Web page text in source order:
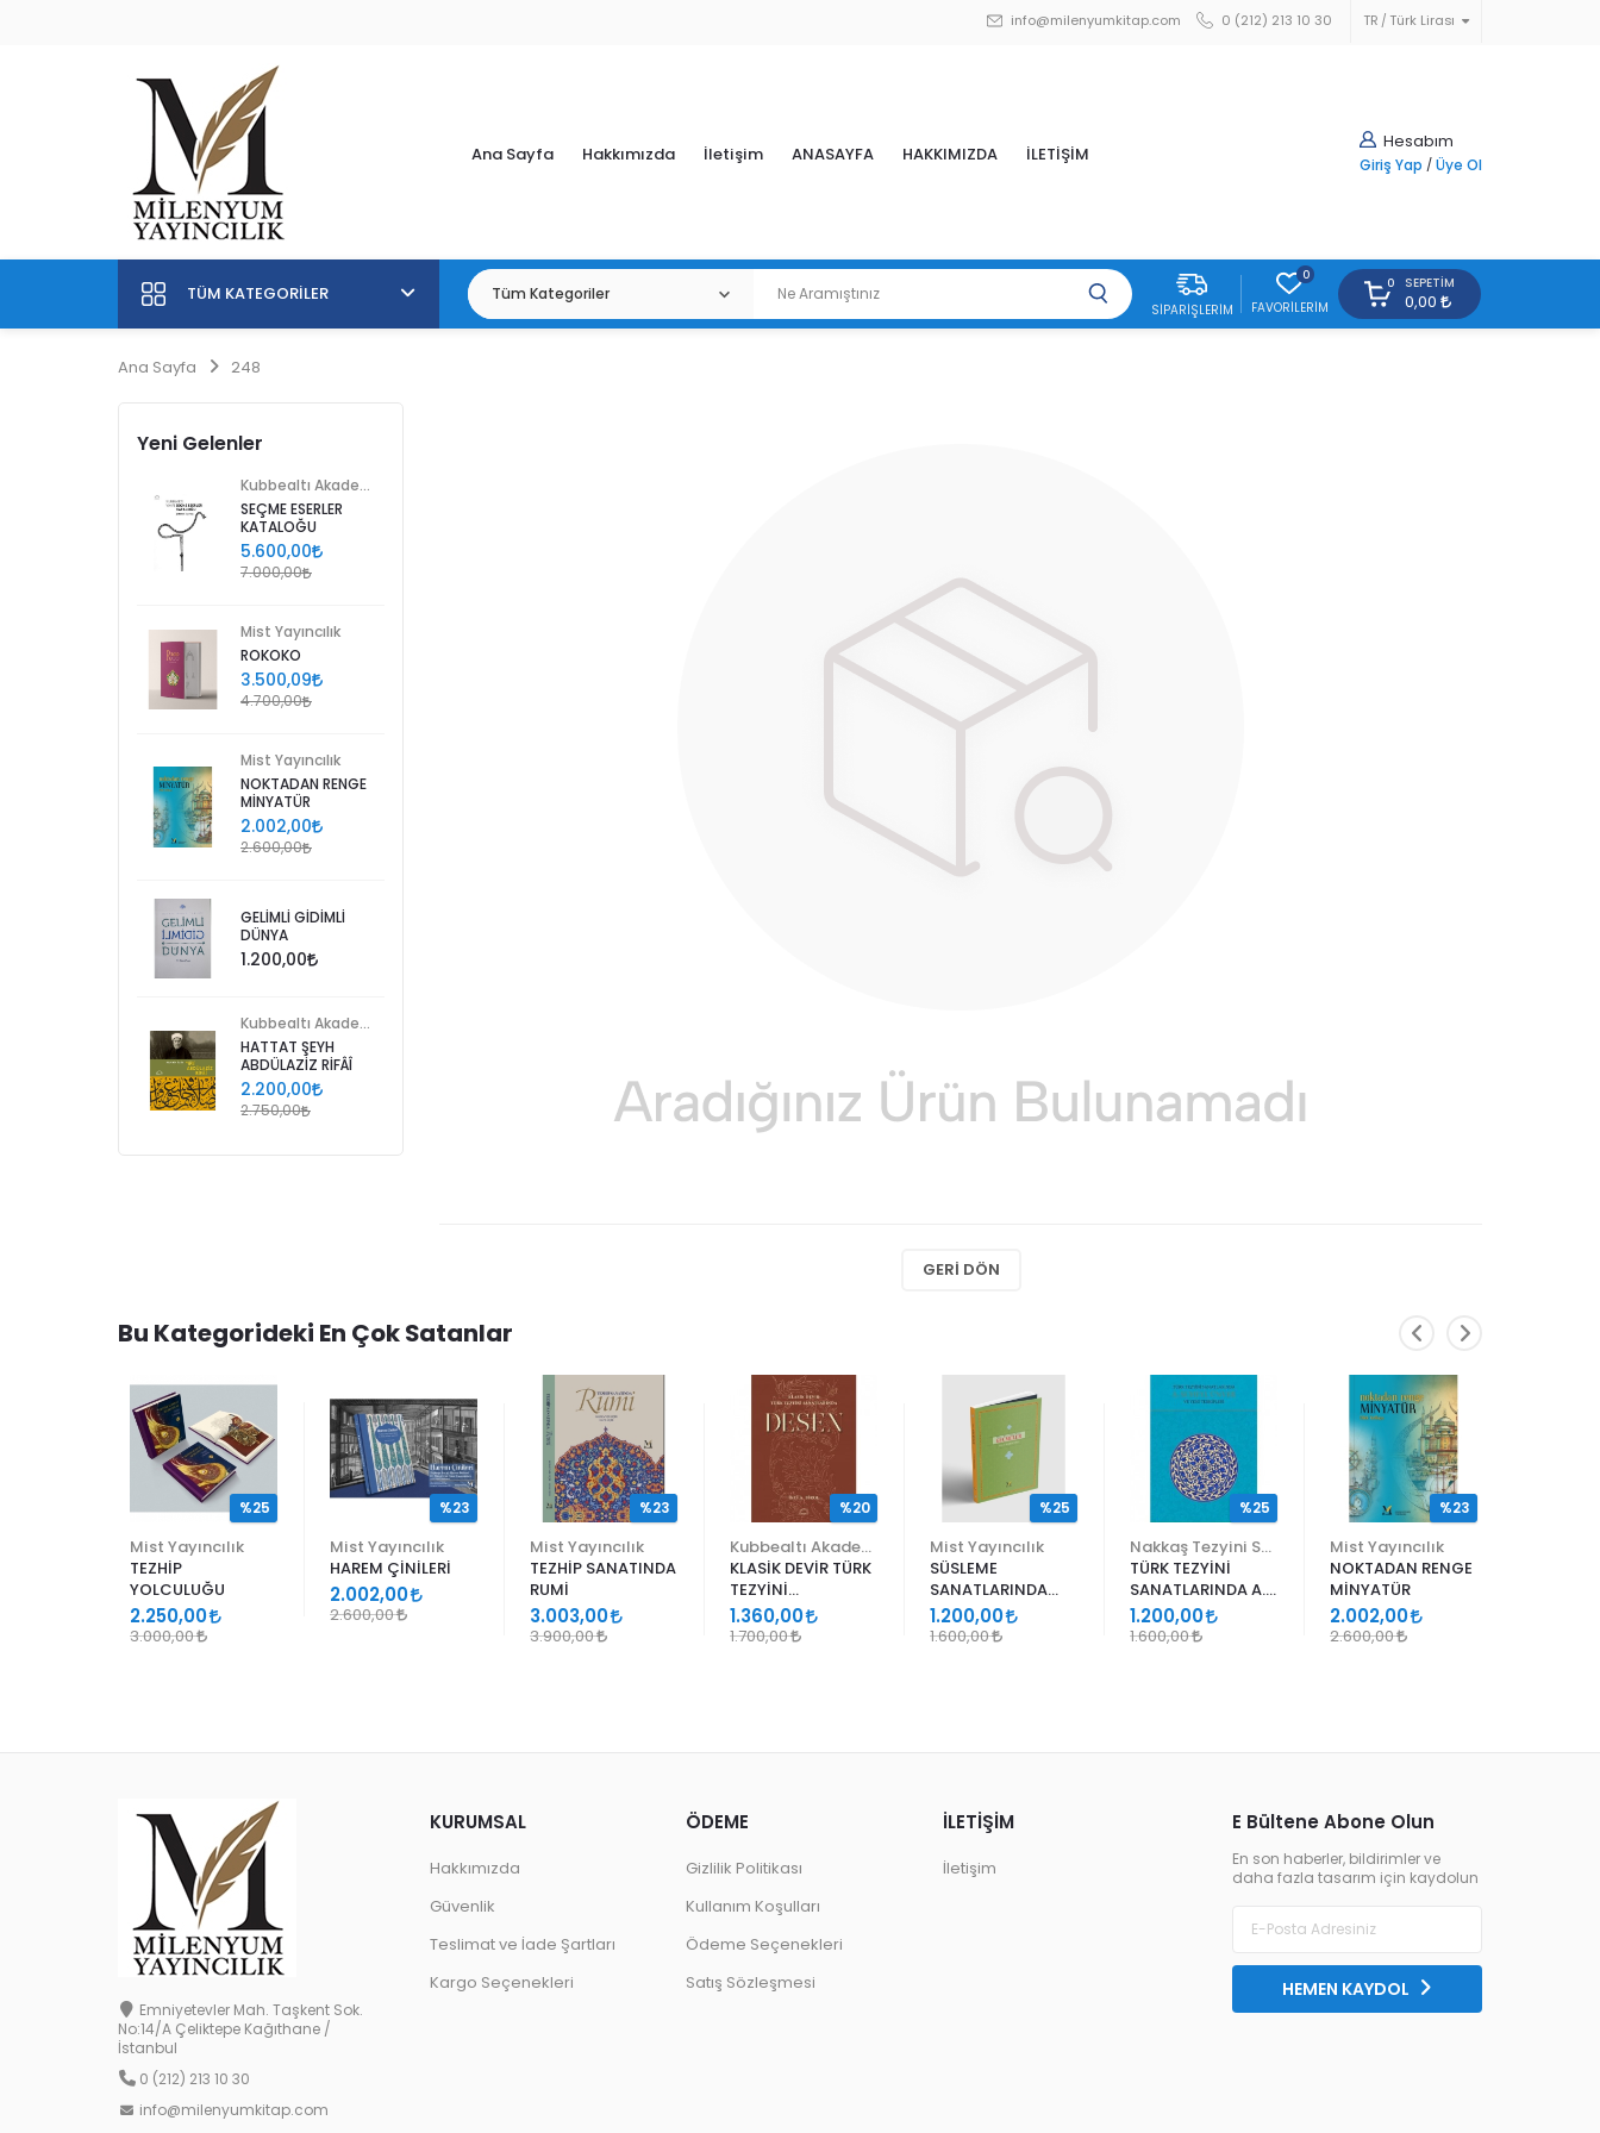
TR Türk Lirası
info@milenyumkitap.com 0 (212) 213 10 30
Hesabım
Giriş Yap / Üye Ol
Ana Sayfa Hakkımızda İletişim ANASAYFA HAKKIMIZDA İLETİŞİM
TÜM KATEGORILER
SIPARIŞLERIM
0
FAVORILERIM
0 SEPETIM
0,00
Ana Sayfa 248
GERI DÖN
Yeni Gelenler
SEÇME ESERLER
KATALOĞU
5.600,00
7.000,00
Mist Yayıncılık
ROKOKO
3.500,09
4.700,00
Mist Yayıncılık
NOKTADAN RENGE
MİNYATÜR
2.002,00
2.600,00
GELİMLİ GİDİMLİ
DÜNYA
1.200,00
HATTAT ŞEYH
ABDÜLAZİZ RİFÂÎ
2.200,00
2.750,00
Bu Kategorideki En Çok Satanlar
Mist Yayıncılık
TEZHİP
YOLCULUĞU
2.250,00
3.000,00
%25
Mist Yayıncılık
HAREM ÇİNİLERİ
2.002,00
2.600,00
%23
Mist Yayıncılık
TEZHİP SANATINDA
RUMİ
3.003,00
3.900,00
%23
KLASİK DEVİR TÜRK
TEZYİNİ
SANATLARINDA
DESEN
1.360,00
1.700,00
%20
Mist Yayıncılık
SÜSLEME
SANATLARINDA
GEÇMELER
1.200,00
1.600,00
%25
TÜRK TEZYİNİ
SANATLARINDA A.
SÜHEYL ÜNVER VE
YENİ TERKİPLERİ
1.200,00
1.600,00
%25
Mist Yayıncılık
NOKTADAN RENGE
MİNYATÜR
2.002,00
2.600,00
%23
Emniyetevler Mah. Taşkent Sok.
No:14/A Çeliktepe Kağıthane /
İstanbul
0 (212) 213 10 30
info@milenyumkitap.com
E Bültene Abone Olun
En son haberler, bildirimler ve
daha fazla tasarım için kaydolun
HEMEN KAYDOL
KURUMSAL
Hakkımızda
Güvenlik
Teslimat ve İade Şartları
Kargo Seçenekleri
ÖDEME
Gizlilik Politikası
Kullanım Koşulları
Ödeme Seçenekleri
Satış Sözleşmesi
İLETİŞİM
İletişim